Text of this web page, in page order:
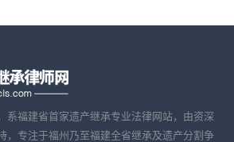
系福建省首家遗产继承专业法律网站，由资深
，专注于福州乃至福建全省继承及遗产分割争